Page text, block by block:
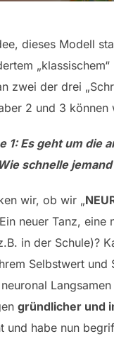
dieses Modell
„klassischem“
zwei der drei
2 und 3 können
1: Es geht um die
schnelle
wir, ob wir „
neuer Tanz, eine
in der Schule)?
Selbstwert und
gründlicher und
und habe nun